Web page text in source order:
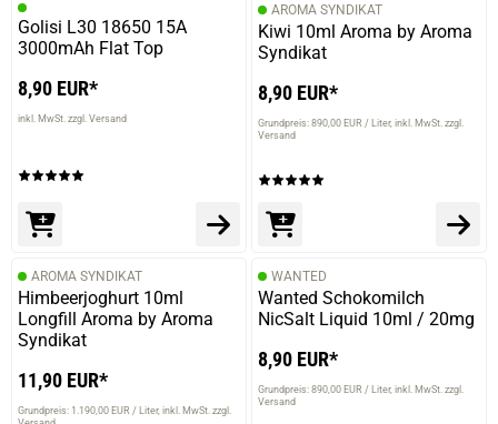
Golisi L30 18650 15A
3000mAh Flat Top
8,90 EUR*
inkl. MwSt. zzgl. Versand
AROMA SYNDIKAT
Kiwi 10ml Aroma by Aroma
Syndikat
8,90 EUR*
Grundpreis: 890,00 EUR / Liter inkl. MwSt. zzgl.
Versand
AROMA SYNDIKAT
Himbeerjoghurt 10ml
Longfill Aroma by Aroma
Syndikat
11,90 EUR*
Grundpreis: 1.190,00 EUR / Liter inkl. MwSt. zzgl.
WANTED
Wanted Schokomilch
NicSalt Liquid 10ml / 20mg
8,90 EUR*
Grundpreis: 890,00 EUR / Liter inkl. MwSt. zzgl.
Versand